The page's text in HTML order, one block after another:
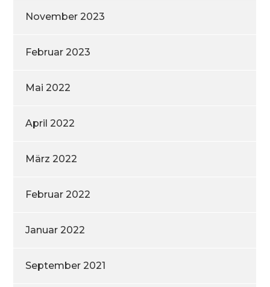
November 2023
Februar 2023
Mai 2022
April 2022
März 2022
Februar 2022
Januar 2022
September 2021